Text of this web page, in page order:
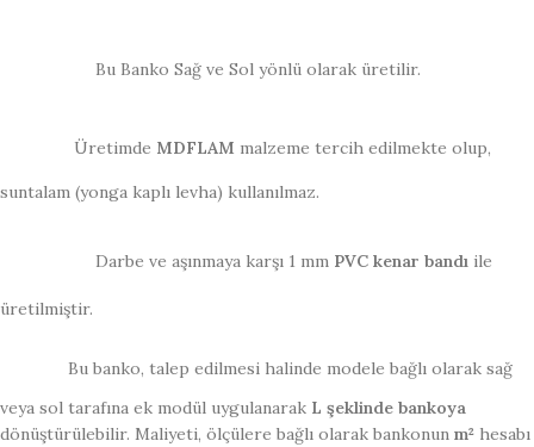
Bu Banko Sağ ve Sol yönlü olarak üretilir.
Üretimde MDFLAM malzeme tercih edilmekte olup,
suntalam (yonga kaplı levha) kullanılmaz.
Darbe ve aşınmaya karşı 1 mm PVC kenar bandı ile
üretilmiştir.
Bu banko, talep edilmesi halinde modele bağlı olarak sağ
veya sol tarafına ek modül uygulanarak L şeklinde bankoya
dönüştürülebilir. Maliyeti, ölçülere bağlı olarak bankonun m² hesabı